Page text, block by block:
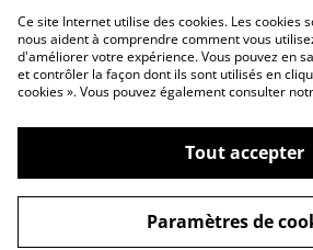
Contactez-moi
Privacy Policy
©2026POUPETTE Crew
Ce site Internet utilise des cookies. Les cookies
nous aident à comprendre comment vous
d'améliorer votre expérience. Vous pouvez en
et contrôler la façon dont ils sont utilisés en
cookies ». Vous pouvez également consulter
Tout accepter
Paramètres de